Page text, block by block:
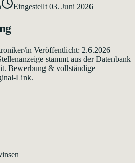
Eingestellt 03. Juni 2026
in Veröffentlicht: 2.6.2026
stammt aus der Datenbank
Bewerbung & vollständige
Link.